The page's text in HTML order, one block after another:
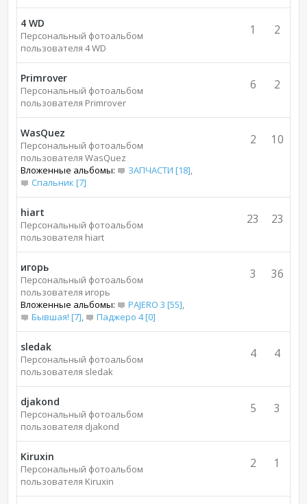
4 WD
Персональный фотоальбом
пользователя 4 WD
2
1
Primrover
Персональный фотоальбом
пользователя Primrover
2
6
WasQuez
Персональный фотоальбом
пользователя WasQuez
Вложенные альбомы:
ЗАПЧАСТИ [18],
Спальник [7]
10
2
hiart
Персональный фотоальбом
пользователя hiart
23
23
игорь
Персональный фотоальбом
пользователя игорь
Вложенные альбомы:
PAJERO 3 [55],
Бывшая! [7], Паджеро 4 [0]
36
3
sledak
Персональный фотоальбом
пользователя sledak
4
4
djakond
Персональный фотоальбом
пользователя djakond
3
5
Kiruxin
Персональный фотоальбом
пользователя Kiruxin
1
2